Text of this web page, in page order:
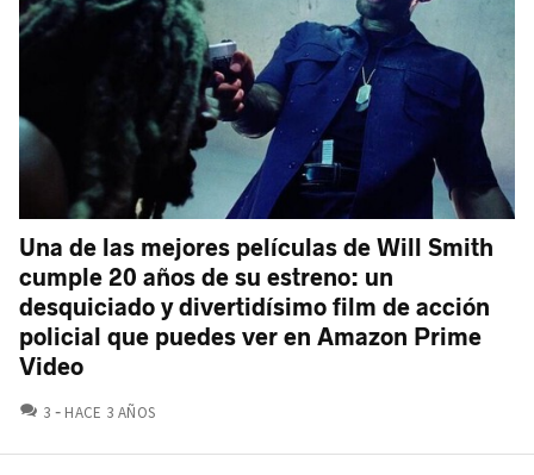
Una de las mejores películas de Will Smith
cumple 20 años de su estreno: un
desquiciado y divertidísimo film de acción
policial que puedes ver en Amazon Prime
Video
3 COMENTARIOS
HACE 3 AÑOS